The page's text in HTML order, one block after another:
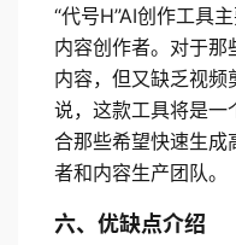
“代号H”AI创作工具
内容创作者。对于
内容，但又缺乏视
说，这款工具将是一
合那些希望快速生成
者和内容生产团队。
六、优缺点介绍